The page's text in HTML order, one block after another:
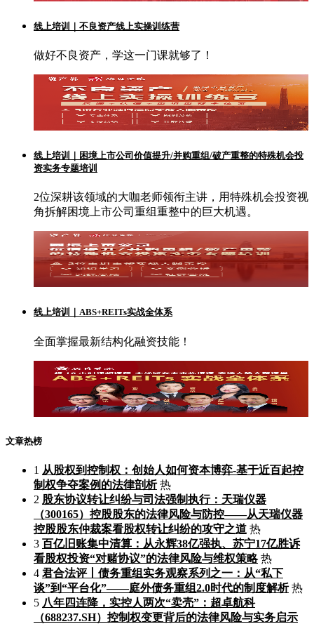
线上培训｜不良资产线上实操训练营
做好不良资产，学这一门课就够了！
线上培训｜困境上市公司价值提升/并购重组/破产重整的特殊机会投
资实务专题培训
2位深耕该领域的大咖老师领衔主讲，用特殊机会投资视
角拆解困境上市公司重组重整中的巨大机遇。
线上培训｜ABS+REITs实战全体系
全面掌握最新结构化融资技能！
文章热榜
1 从股权到控制权：创始人如何资本博弈-基于近百起控
制权争夺案例的法律剖析 热
2 股东协议转让纠纷与司法强制执行：天瑞仪器
（300165）控股股东的法律风险与防控——从天瑞仪器
控股股东仲裁案看股权转让纠纷的攻守之道 热
3 百亿旧账集中清算：从永辉38亿强执、苏宁17亿胜诉
看股权投资“对赌协议”的法律风险与维权策略 热
4 君合法评丨债务重组实务观察系列之一：从“私下
谈”到“平台化”——庭外债务重组2.0时代的制度解析 热
5 八年四连降，实控人两次“卖壳”：超卓航科
（688237.SH）控制权变更背后的法律风险与实务启示